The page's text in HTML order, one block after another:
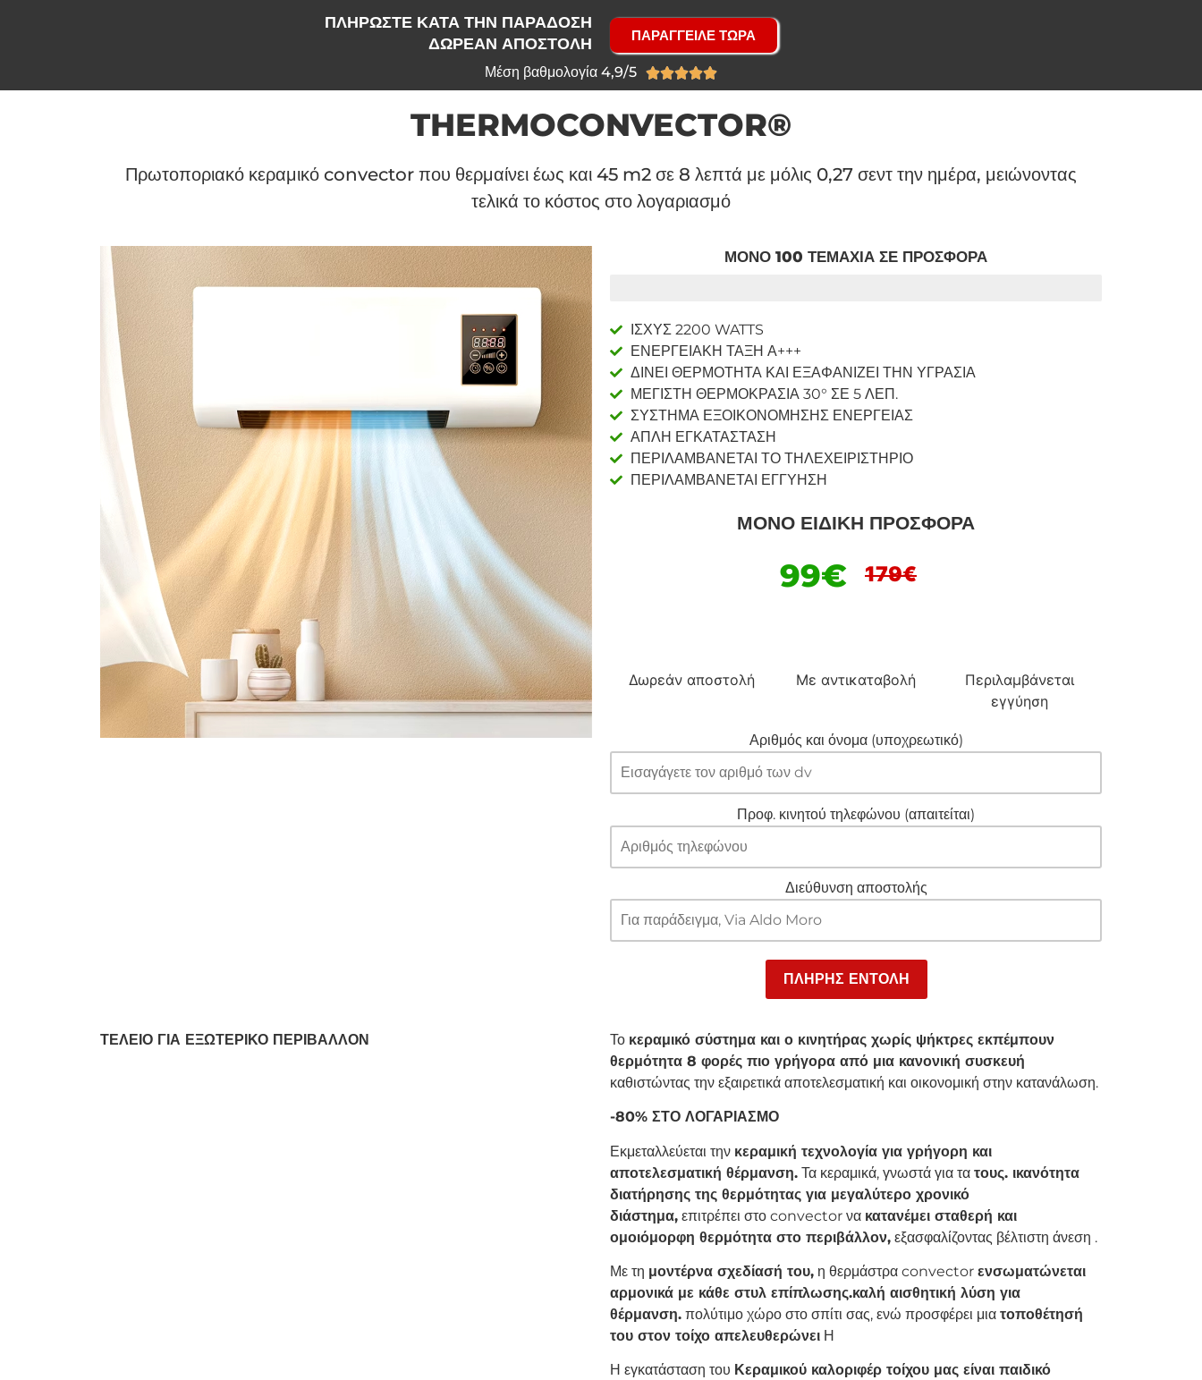
ΠΛΗΡΩΣΤΕ ΚΑΤΑ ΤΗΝ ΠΑΡΑΔΟΣΗ
ΔΩΡΕΑΝ ΑΠΟΣΤΟΛΗ
ΠΑΡΑΓΓΕΙΛΕ ΤΩΡΑ
Μέση βαθμολογία 4,9/5 
THERMOCONVECTOR®
Πρωτοποριακό κεραμικό convector που θερμαίνει έως και 45 m2 σε 8 λεπτά με μόλις 0,27 σεντ την ημέρα, μειώνοντας
τελικά το κόστος στο λογαριασμό
ΜΟΝΟ 100 ΤΕΜΑΧΙΑ ΣΕ ΠΡΟΣΦΟΡΑ
ΙΣΧΥΣ 2200 WATTS
ΕΝΕΡΓΕΙΑΚΗ ΤΑΞΗ Α+++
ΔΙΝΕΙ ΘΕΡΜΟΤΗΤΑ ΚΑΙ ΕΞΑΦΑΝΙΖΕΙ ΤΗΝ ΥΓΡΑΣΙΑ
ΜΕΓΙΣΤΗ ΘΕΡΜΟΚΡΑΣΙΑ 30° ΣΕ 5 ΛΕΠ.
ΣΥΣΤΗΜΑ ΕΞΟΙΚΟΝΟΜΗΣΗΣ ΕΝΕΡΓΕΙΑΣ
ΑΠΛΗ ΕΓΚΑΤΑΣΤΑΣΗ
ΠΕΡΙΛΑΜΒΑΝΕΤΑΙ ΤΟ ΤΗΛΕΧΕΙΡΙΣΤΗΡΙΟ
ΠΕΡΙΛΑΜΒΑΝΕΤΑΙ ΕΓΓΥΗΣΗ
ΜΟΝΟ ΕΙΔΙΚΗ ΠΡΟΣΦΟΡΑ
99€ 179€
Δωρεάν αποστολή Με αντικαταβολή
Περιλαμβάνεται
εγγύηση
Αριθμός και όνομα (υποχρεωτικό)
Προφ. κινητού τηλεφώνου (απαιτείται)
Διεύθυνση αποστολής
ΤΕΛΕΙΟ ΓΙΑ ΕΞΩΤΕΡΙΚΟ ΠΕΡΙΒΑΛΛΟΝ Το κεραμικό σύστημα και ο κινητήρας χωρίς ψήκτρες εκπέμπουν
θερμότητα 8 φορές πιο γρήγορα από μια κανονική συσκευή
καθιστώντας την εξαιρετικά αποτελεσματική και οικονομική στην κατανάλωση.
-80% ΣΤΟ ΛΟΓΑΡΙΑΣΜΟ
Εκμεταλλεύεται την κεραμική τεχνολογία για γρήγορη και
αποτελεσματική θέρμανση. Τα κεραμικά, γνωστά για τα τους. ικανότητα
διατήρησης της θερμότητας για μεγαλύτερο χρονικό
διάστημα, επιτρέπει στο convector να κατανέμει σταθερή και
ομοιόμορφη θερμότητα στο περιβάλλον, εξασφαλίζοντας βέλτιστη άνεση .
Με τη μοντέρνα σχεδίασή του, η θερμάστρα convector ενσωματώνεται
αρμονικά με κάθε στυλ επίπλωσης.καλή αισθητική λύση για
θέρμανση. πολύτιμο χώρο στο σπίτι σας, ενώ προσφέρει μια τοποθέτησή
του στον τοίχο απελευθερώνει Η
Η εγκατάσταση του Κεραμικού καλοριφέρ τοίχου μας είναι παιδικό